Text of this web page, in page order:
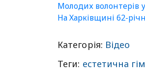
Молодих волонтерів
На Харківщині 62-
Категорія: Відео
Теги: естетична